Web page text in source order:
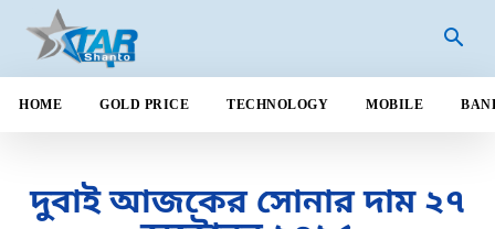
HOME GOLD PRICE TECHNOLOGY MOBILE
দুবাই আজকের সোনার দাম ২৭